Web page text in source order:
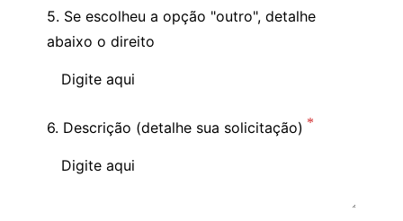
5. Se escolheu a opção "outro", detalhe
abaixo o direito
6. Descrição (detalhe sua solicitação)